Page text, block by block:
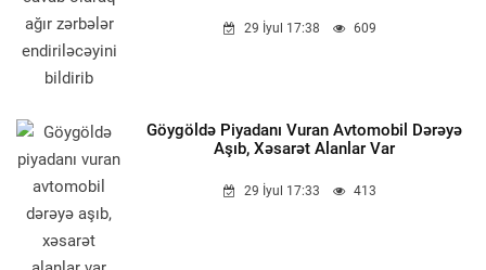
29 İyul 17:38 609
Göygöldə Piyadanı Vuran Avtomobil Dərəyə
Aşıb, Xəsarət Alanlar Var
29 İyul 17:33 413